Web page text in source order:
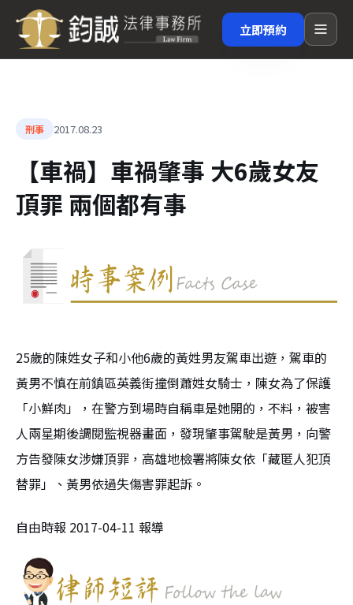
立即預約
刑事 2017.08.23
【車禍】車禍肇事 大6歲女友
頂罪 兩個都有事
25歲的陳姓女子和小他6歲的黃姓男友駕車出遊，駕車的
黃男不慎在前鎮區英義街撞倒蕭姓女騎士，陳女為了保護
「小鮮肉」，在警方到場時自稱車是她開的，不料，被害
人兩星期後調閱監視器畫面，發現肇事駕駛是黃男，向警
方告發陳女涉嫌頂罪，高雄地檢署將陳女依「藏匿人犯頂
替罪」、黃男依過失傷害罪起訴。
自由時報 2017-04-11 報導